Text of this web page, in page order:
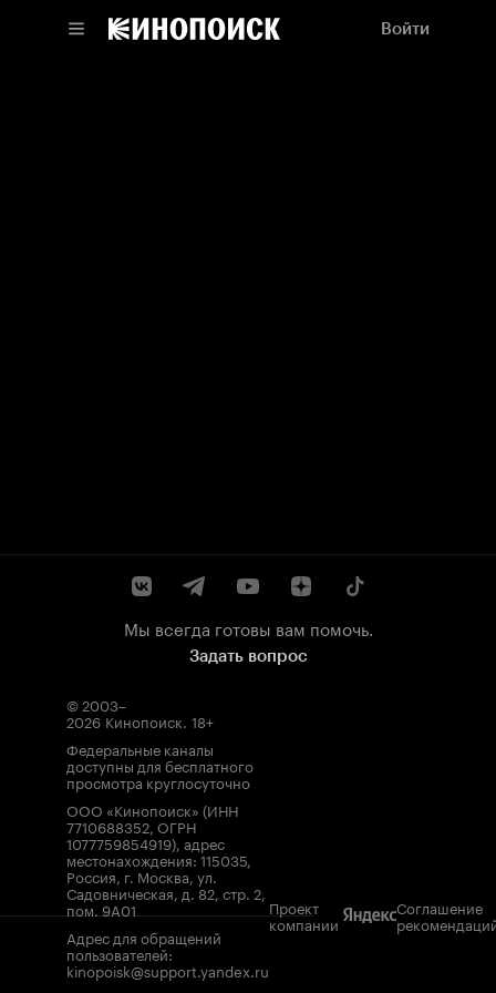
Войти
Мы всегда готовы вам помочь.
Задать вопрос
© 2003–
2026 Кинопоиск. 18+
Федеральные каналы
доступны для бесплатного
просмотра круглосуточно
ООО «Кинопоиск» (ИНН
7710688352, ОГРН
1077759854919), адрес
местонахождения: 115035,
Россия, г. Москва, ул.
Садовническая, д. 82, стр. 2,
пом. 9А01
Адрес для обращений
пользователей:
kinopoisk@support.yandex.ru
Проект
компании
Соглашение